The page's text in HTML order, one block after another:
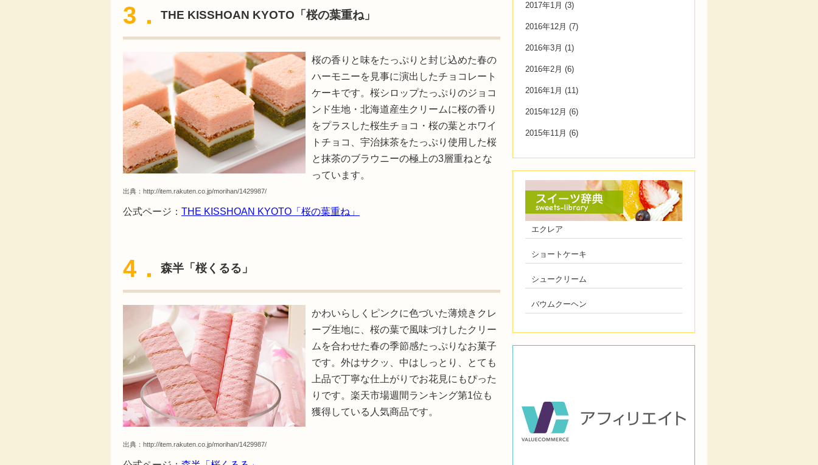
3． THE KISSHOAN KYOTO「桜の葉重ね」
出典： http://item.rakuten.co.jp/morihan/1429987/
桜の香りと味をたっぷりと封じ込めた春の
ハーモニーを見事に演出したチョコレート
ケーキです。桜シロップたっぷりのジョコ
ンド生地・北海道産生クリームに桜の香り
をプラスした桜生チョコ・桜の葉とホワイ
トチョコ、宇治抹茶をたっぷり使用した桜
と抹茶のブラウニーの極上の3層重ねとな
っています。
公式ページ： THE KISSHOAN KYOTO「桜の葉重ね」
4． 森半「桜くるる」
出典： http://item.rakuten.co.jp/morihan/1429987/
かわいらしくピンクに色づいた薄焼きクレ
ープ生地に、桜の葉で風味づけしたクリー
ムを合わせた春の季節感たっぷりなお菓子
です。外はサクッ、中はしっとり、とても
上品で丁寧な仕上がりでお花見にもぴった
りです。楽天市場週間ランキング第1位も
獲得している人気商品です。
2017年1月 (3)
2016年12月 (7)
2016年3月 (1)
2016年2月 (6)
2016年1月 (11)
2015年12月 (6)
2015年11月 (6)
エクレア
ショートケーキ
シュークリーム
バウムクーヘン